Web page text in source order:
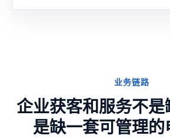
业务链路
企业获客和服务不
是缺一套可管理的